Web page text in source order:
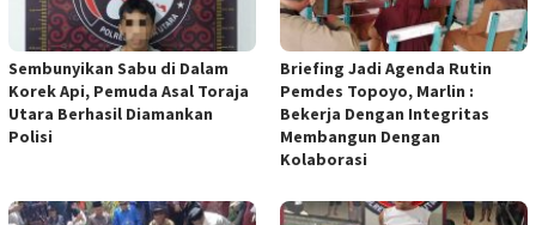
Sembunyikan Sabu di Dalam
Korek Api, Pemuda Asal Toraja
Utara Berhasil Diamankan
Polisi
Briefing Jadi Agenda Rutin
Pemdes Topoyo, Marlin :
Bekerja Dengan Integritas
Membangun Dengan
Kolaborasi